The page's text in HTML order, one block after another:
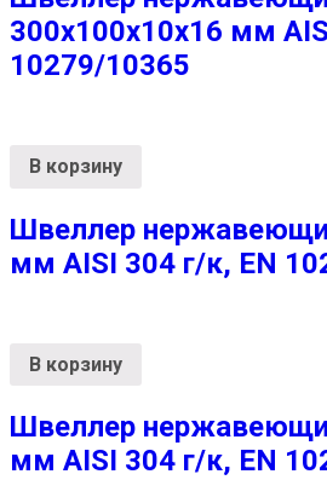
300х100х10х16 мм
10279/10365
В корзину
Швеллер
мм AISI 304 г/к, EN
В корзину
Швеллер
мм AISI 304 г/к, EN